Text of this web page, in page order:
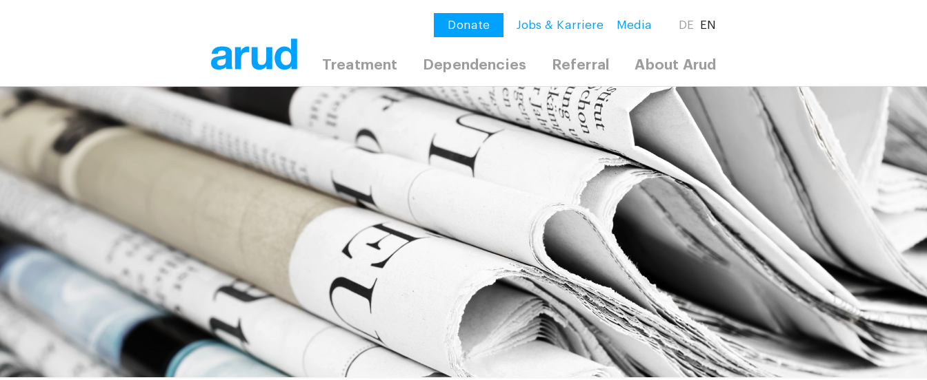
Donate Jobs & Karriere Media DE EN
Treatment Dependencies Referral About Arud